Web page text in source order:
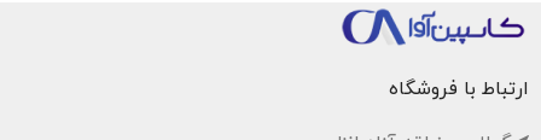
ارتباط با فروشگاه